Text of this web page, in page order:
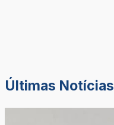
Últimas Notícias